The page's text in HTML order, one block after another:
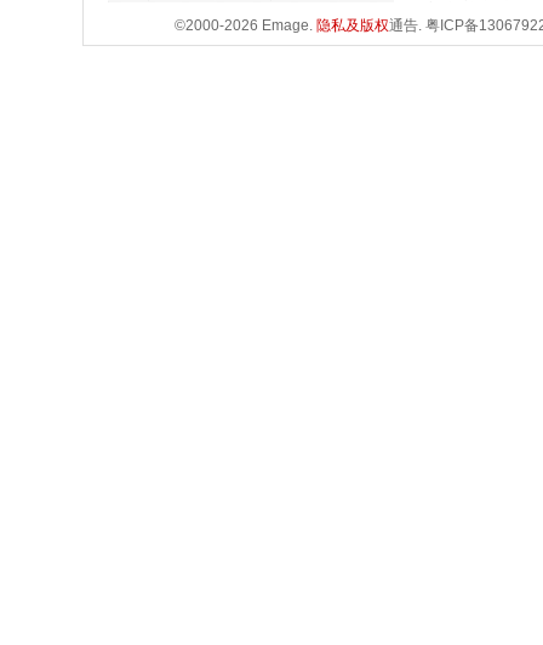
©2000-2026 Emage. 隐私及版权通告. 粤ICP备